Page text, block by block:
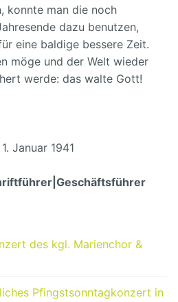
konnte man die noch
dazu benutzen,
eine baldige bessere Zeit.
möge und der Welt wieder
werde: das walte Gott!
Januar 1941
des kgl. Marienchor &
Pfingstsonntagkonzert in